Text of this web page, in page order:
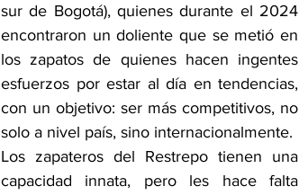
sur de Bogotá), quienes durante el 2024
encontraron un doliente que se metió en
los zapatos de quienes hacen ingentes
esfuerzos por estar al día en tendencias,
con un objetivo: ser más competitivos, no
solo a nivel país, sino internacionalmente.
Los zapateros del Restrepo tienen una
capacidad innata, pero les hace falta